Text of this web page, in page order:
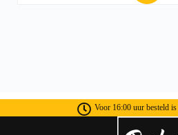
Voor 16:00 uur besteld is